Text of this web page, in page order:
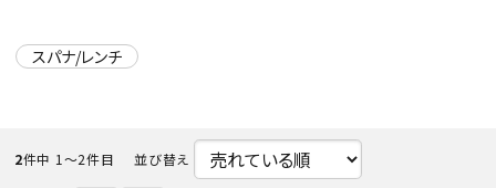
meeting_room ログイン
スパナ/レンチ
2件中 1〜2件目 並び替え